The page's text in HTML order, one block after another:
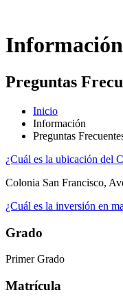
Información
Preguntas
Inicio
Información
Preguntas
¿Cuál es la ubicación del
Colonia San Francisco,
¿Cuál es la inversión en
Grado
Primer Grado
Matrícula